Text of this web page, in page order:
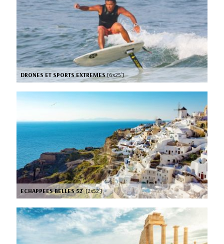
DRONES ET SPORTS EXTREMES[6x25’]
ECHAPPEES BELLES 52'[2x52’]